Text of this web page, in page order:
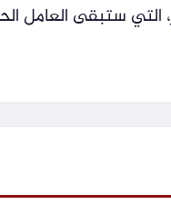
ستبقى العامل